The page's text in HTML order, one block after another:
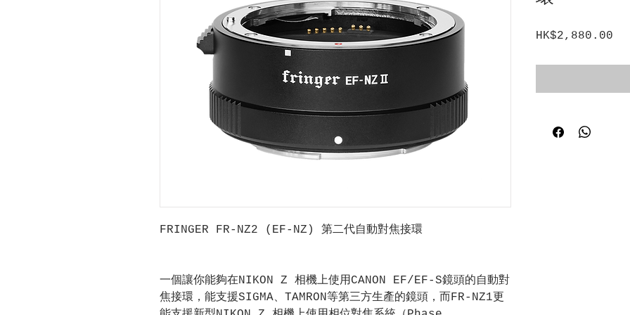
FRINGER FR-NZ2 (EF-NZ) 第二代自動對焦接環
一個讓你能夠在NIKON Z 相機上使用CANON EF/EF-S鏡頭的自動對
焦接環，能支援SIGMA、TAMRON等第三方生產的鏡頭，而FR-NZ1更
HK$2,880.00